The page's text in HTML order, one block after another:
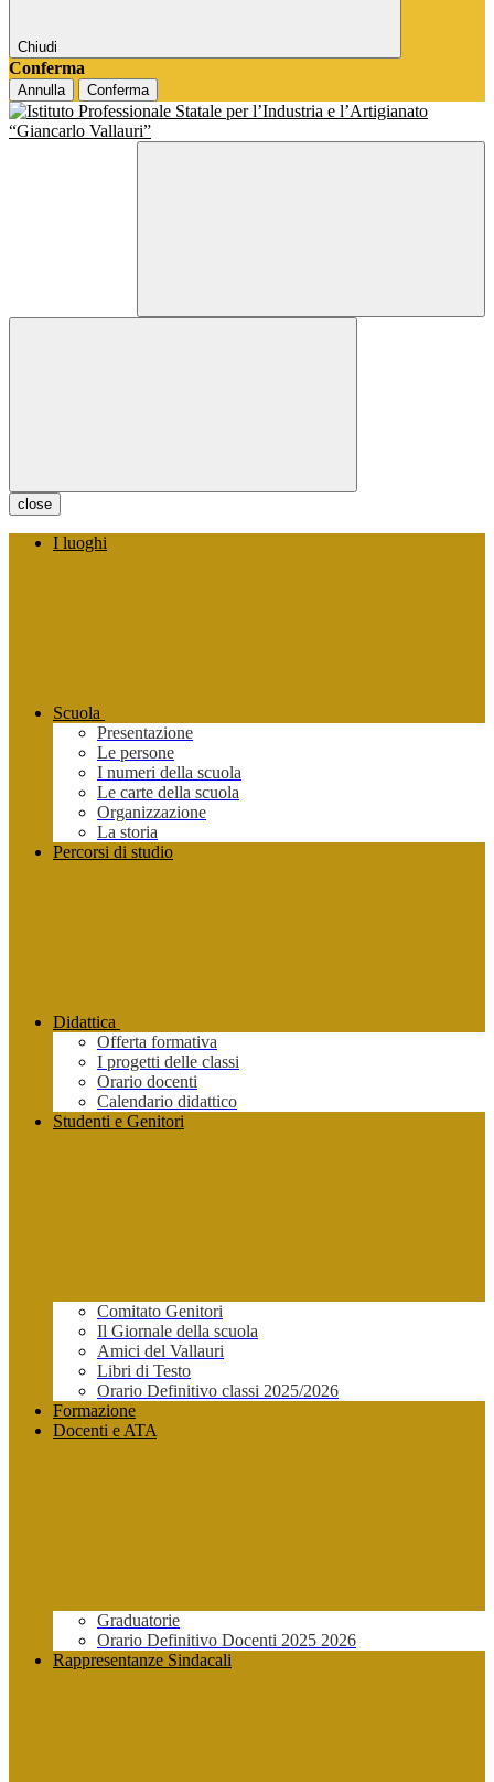
Chiudi
Conferma
Annulla Conferma
close
I luoghi
Scuola
Presentazione
Le persone
I numeri della scuola
Le carte della scuola
Organizzazione
La storia
Percorsi di studio
Didattica
Offerta formativa
I progetti delle classi
Orario docenti
Calendario didattico
Studenti e Genitori
Comitato Genitori
Il Giornale della scuola
Amici del Vallauri
Libri di Testo
Orario Definitivo classi 2025/2026
Formazione
Docenti e ATA
Graduatorie
Orario Definitivo Docenti 2025 2026
Rappresentanze Sindacali